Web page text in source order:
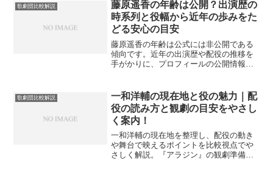
歌劇団比較解説
藤原遥香の年齢は公開？出演歴の
時系列と役幅から近年の歩みをた
どる安心の目安
藤原遥香の年齢は公式には非公開である
傾向です。近年の出演歴や配役の推移を
手がかりに、プロフィールの公開情報と
い方を案内します。
歌劇団比較解説
一和洋輔の現在地と役の魅力｜配
役の読み方と観劇の目安をやさし
く案内！
一和洋輔の現在地を整理し、配役の動き
や舞台で映えるポイントを比較視点でや
さしく解説。『アラジン』の観劇準備や